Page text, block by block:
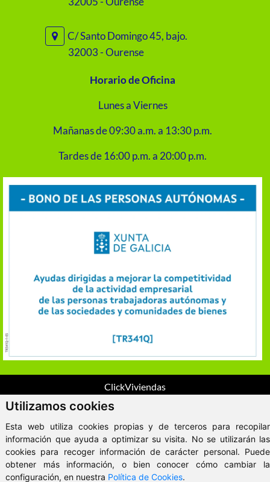
Utilizamos cookies
Esta web utiliza cookies propias y de terceros para recopilar
información que ayuda a optimizar su visita. No se utilizarán las
cookies para recoger información de carácter personal. Puede
obtener más información, o bien conocer cómo cambiar la
configuración, en nuestra Política de Cookies.
C/ Santo Domingo 45, bajo.
32003 - Ourense
Horario de Oficina
Lunes a Viernes
Mañanas de 09:30 a.m. a 13:30 p.m.
Tardes de 16:00 p.m. a 20:00 p.m.
ClickViviendas
© 2026 - VitaKsa Inmobiliaria
Aviso Legal